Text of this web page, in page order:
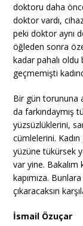
doktoru daha
doktor vardı,
peki doktor aynı
öğleden sonra
kadar pahalı oldu
geçmemişti
Bir gün torununa
da farkındaymış
yüzsüzlüklerini,
cümlelerini.
yüzüne tükürsek
var yine. Bakalım
kapımıza.
çıkaracaksın
İsmail Özuçar